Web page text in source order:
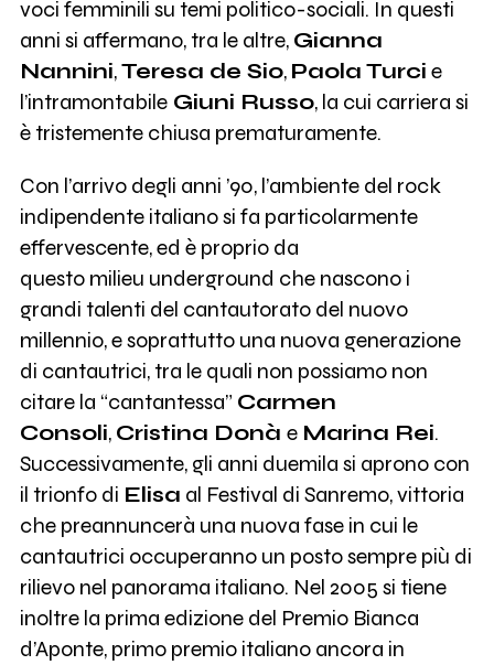
voci femminili su temi politico-sociali. In questi
anni si affermano, tra le altre, Gianna
Nannini,Teresa de Sio, Paola Turci e
l’intramontabileGiuni Russo, la cui carriera si
è tristemente chiusa prematuramente.
Con l’arrivo degli anni ’90, l’ambiente del rock
indipendente italiano si fa particolarmente
effervescente, ed è proprio da
questo milieu underground che nascono i
grandi talenti del cantautorato del nuovo
millennio, e soprattutto una nuova generazione
di cantautrici, tra le quali non possiamo non
citare la “cantantessa” Carmen
Consoli, Cristina Donà e Marina Rei.
Successivamente, gli anni duemila si aprono con
il trionfo di Elisa al Festival di Sanremo, vittoria
che preannuncerà una nuova fase in cui le
cantautrici occuperanno un posto sempre più di
rilievo nel panorama italiano. Nel 2005 si tiene
inoltre la prima edizione del Premio Bianca
d’Aponte, primo premio italiano ancora in